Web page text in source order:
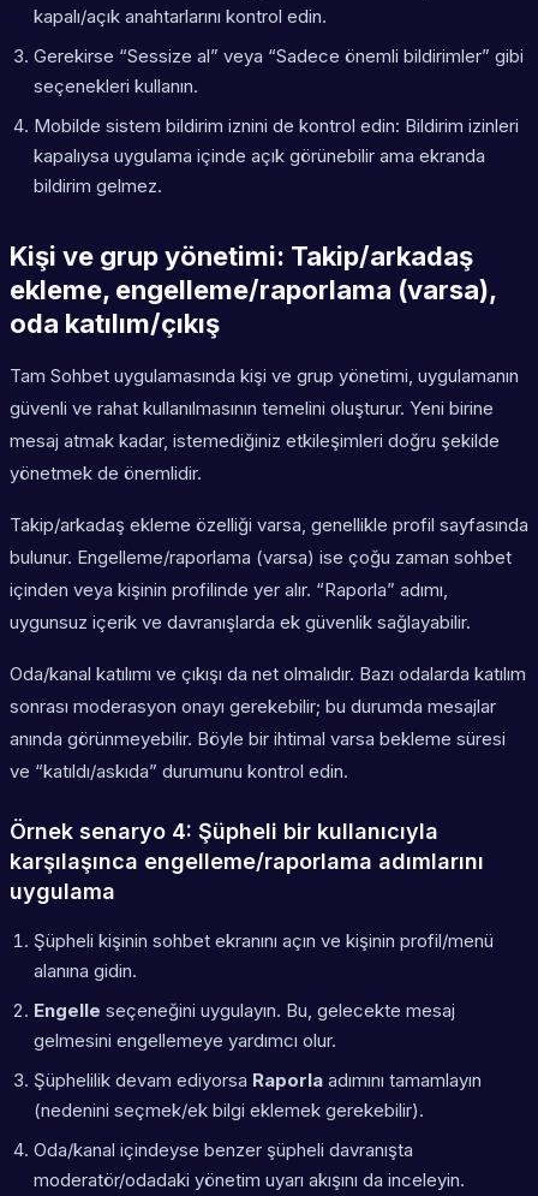
kapalı/açık anahtarlarını kontrol edin.
Gerekirse “Sessize al” veya “Sadece önemli bildirimler” gibi
seçenekleri kullanın.
Mobilde sistem bildirim iznini de kontrol edin: Bildirim izinleri
kapalıysa uygulama içinde açık görünebilir ama ekranda
bildirim gelmez.
Kişi ve grup yönetimi: Takip/arkadaş
ekleme, engelleme/raporlama (varsa),
oda katılım/çıkış
Tam Sohbet uygulamasında kişi ve grup yönetimi, uygulamanın
güvenli ve rahat kullanılmasının temelini oluşturur. Yeni birine
mesaj atmak kadar, istemediğiniz etkileşimleri doğru şekilde
yönetmek de önemlidir.
Takip/arkadaş ekleme özelliği varsa, genellikle profil sayfasında
bulunur. Engelleme/raporlama (varsa) ise çoğu zaman sohbet
içinden veya kişinin profilinde yer alır. “Raporla” adımı,
uygunsuz içerik ve davranışlarda ek güvenlik sağlayabilir.
Oda/kanal katılımı ve çıkışı da net olmalıdır. Bazı odalarda katılım
sonrası moderasyon onayı gerekebilir; bu durumda mesajlar
anında görünmeyebilir. Böyle bir ihtimal varsa bekleme süresi
ve “katıldı/askıda” durumunu kontrol edin.
Örnek senaryo 4: Şüpheli bir kullanıcıyla
karşılaşınca engelleme/raporlama adımlarını
uygulama
Şüpheli kişinin sohbet ekranını açın ve kişinin profil/menü
alanına gidin.
Engelle seçeneğini uygulayın. Bu, gelecekte mesaj
gelmesini engellemeye yardımcı olur.
Şüphelilik devam ediyorsa Raporla adımını tamamlayın
(nedenini seçmek/ek bilgi eklemek gerekebilir).
Oda/kanal içindeyse benzer şüpheli davranışta
moderatör/odadaki yönetim uyarı akışını da inceleyin.